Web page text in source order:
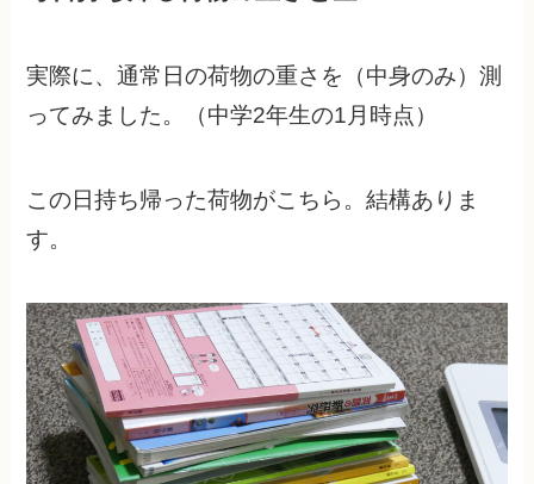
実際に、通常日の荷物の重さを（中身のみ）測
ってみました。（中学2年生の1月時点）
この日持ち帰った荷物がこちら。結構ありま
す。